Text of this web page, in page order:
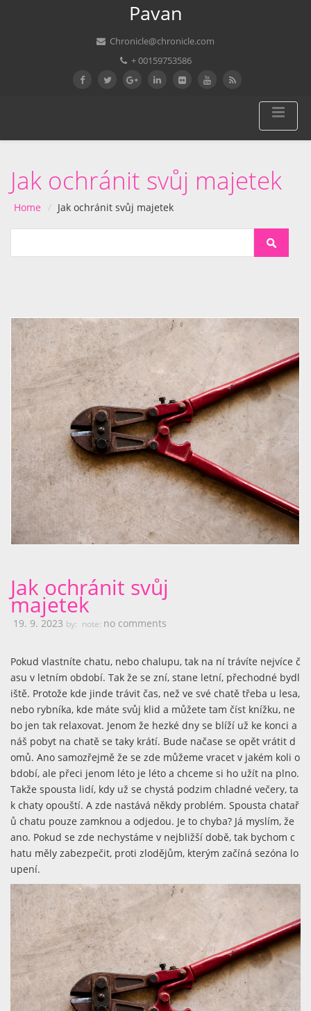
Pavan
Chronicle@chronicle.com
+ 00159753586
Jak ochránit svůj majetek
Home Jak ochránit svůj majetek
Jak ochránit svůj
majetek
19. 9. 2023 by: note: no comments
Pokud vlastníte chatu, nebo chalupu, tak na ní trávíte nejvíce č
asu v letním období. Tak že se zní, stane letní, přechodné bydl
iště. Protože kde jinde trávit čas, než ve své chatě třeba u lesa,
nebo rybníka, kde máte svůj klid a můžete tam číst knížku, ne
bo jen tak relaxovat. Jenom že hezké dny se blíží už ke konci a
náš pobyt na chatě se taky krátí. Bude načase se opět vrátit d
omů. Ano samozřejmě že se zde můžeme vracet v jakém koli o
bdobí, ale přeci jenom léto je léto a chceme si ho užít na plno.
Takže spousta lidí, kdy už se chystá podzim chladné večery, ta
k chaty opouští. A zde nastává někdy problém. Spousta chatař
ů chatu pouze zamknou a odjedou. Je to chyba? Já myslím, že
ano. Pokud se zde nechystáme v nejbližší době, tak bychom c
hatu měly zabezpečit, proti zlodějům, kterým začíná sezóna lo
upení.